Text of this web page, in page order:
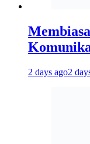
2 days ago2